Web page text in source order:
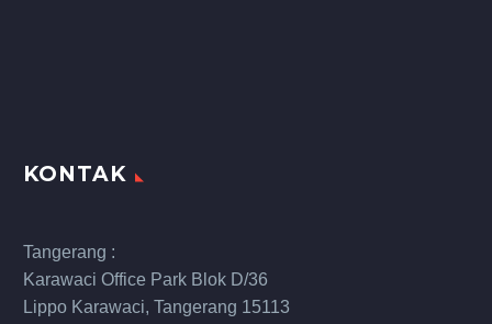
KONTAK
Tangerang :
Karawaci Office Park Blok D/36
Lippo Karawaci, Tangerang 15113